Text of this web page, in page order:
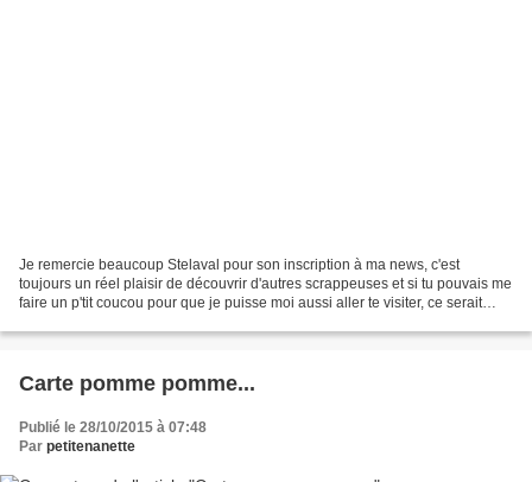
Je remercie beaucoup Stelaval pour son inscription à ma news, c'est
toujours un réel plaisir de découvrir d'autres scrappeuses et si tu pouvais me
faire un p'tit coucou pour que je puisse moi aussi aller te visiter, ce serait
Carte pomme pomme...
Publié le 28/10/2015 à 07:48
Par petitenanette